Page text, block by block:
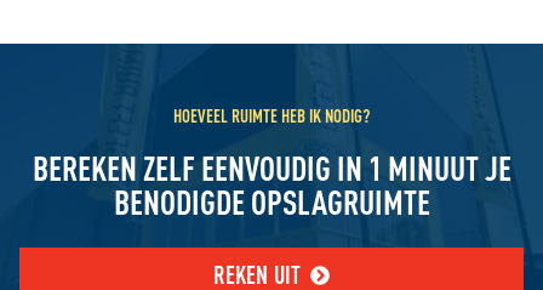
HOEVEEL RUIMTE HEB IK NODIG?
BEREKEN ZELF EENVOUDIG IN 1 MINUUT JE
BENODIGDE OPSLAGRUIMTE
REKEN UIT